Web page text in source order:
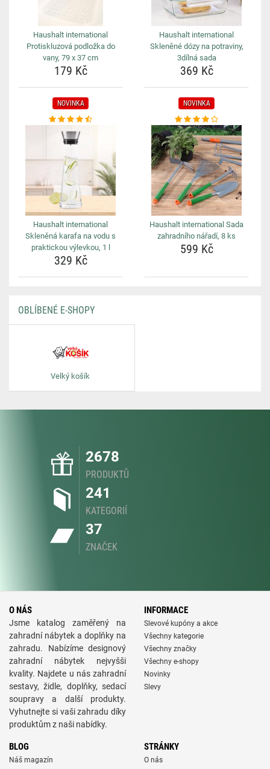
Haushalt international
Protiskluzová podložka do
vany, 79 x 37 cm
179 Kč
Haushalt international
Skleněné dózy na potraviny,
3dílná sada
369 Kč
NOVINKA
Haushalt international
Skleněná karafa na vodu s
praktickou výlevkou, 1 l
329 Kč
NOVINKA
Haushalt international Sada
zahradního nářadí, 8 ks
599 Kč
OBLÍBENÉ E-SHOPY
Velký košík
2678
PRODUKTŮ
241
KATEGORIÍ
37
ZNAČEK
O NÁS
Jsme katalog zaměřený na
zahradní nábytek a doplňky na
zahradu. Nabízíme designový
zahradní nábytek nejvyšši
kvality. Najdete u nás zahradní
sestavy, židle, doplňky, sedací
soupravy a další produkty.
Vyhutnejte si vaši zahradu díky
produktům z naši nabídky.
INFORMACE
Slevové kupóny a akce
Všechny kategorie
Všechny značky
Všechny e-shopy
Novinky
Slevy
BLOG
Náš magazín
STRÁNKY
O nás